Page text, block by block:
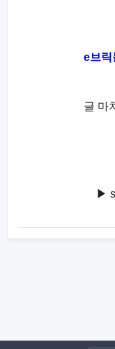
e브릭
글 마
▶